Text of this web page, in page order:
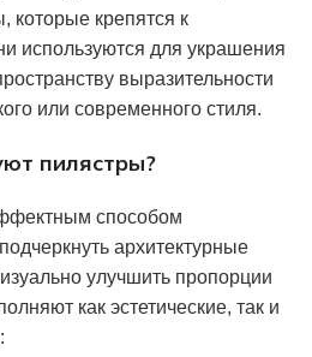
крепятся к
используются для украшения
выразительности
или современного стиля.
пилястры?
способом
архитектурные
улучшить пропорции
как эстетические, так и